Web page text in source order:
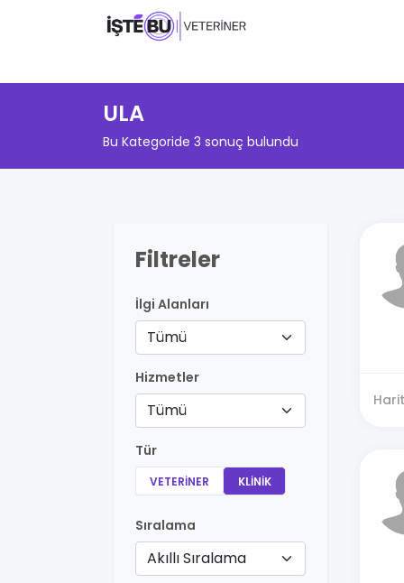
ULA
Bu Kategoride 3 sonuç bulundu
Filtreler
İlgi Alanları
Tümü
Hizmetler
Tümü
Tür
VETERINER KLINIK
Sıralama
Akıllı Sıralama